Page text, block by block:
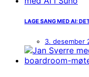
LAGE SANG MED AI:
3. desember